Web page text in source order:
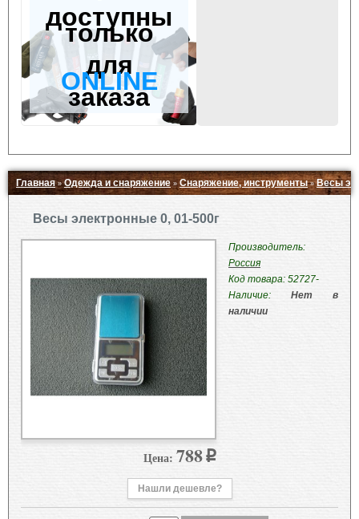
доступны
только
для
ONLINE
заказа
Главная»Одежда и снаряжение » Снаряжение, инструменты»Весы
Весы электронные 0, 01-500г
Производитель:
Россия
Код товара: 52727-
Наличие: Нет в
наличии
Цена: 788p
Нашли дешевле?